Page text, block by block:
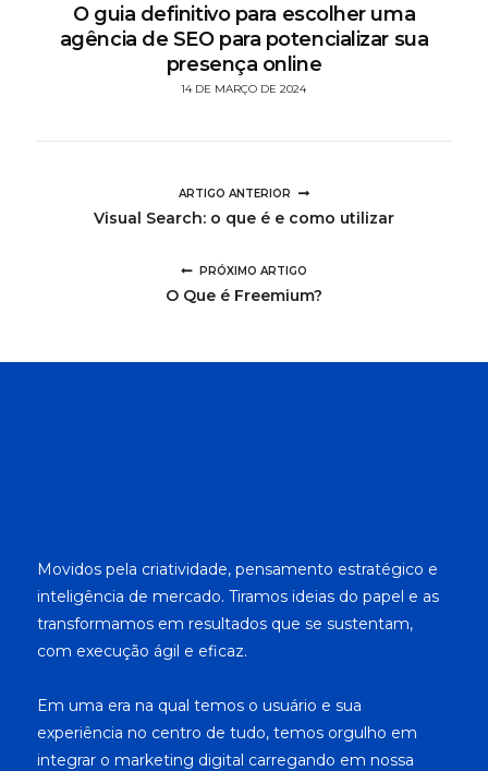
O guia definitivo para escolher uma
agência de SEO para potencializar sua
presença online
14 DE MARÇO DE 2024
ARTIGO ANTERIOR
Visual Search: o que é e como utilizar
PRÓXIMO ARTIGO
O Que é Freemium?
Movidos pela criatividade, pensamento estratégico e
inteligência de mercado. Tiramos ideias do papel e as
transformamos em resultados que se sustentam,
com execução ágil e eficaz.
Em uma era na qual temos o usuário e sua
experiência no centro de tudo, temos orgulho em
integrar o marketing digital carregando em nossa